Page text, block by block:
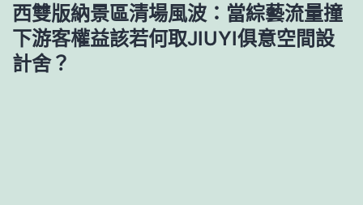
西雙版納景區清場風波：當綜藝流量撞
下游客權益該若何取JIUYI俱意空間設
計舍？